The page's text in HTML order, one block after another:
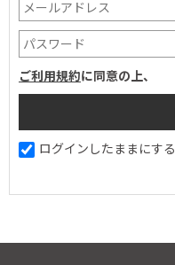
ご利用規約に同意の上、
ログインしたままにする